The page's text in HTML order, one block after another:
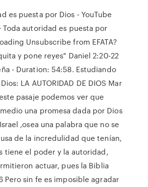
es puesta por Dios - YouTube
Toda autoridad es puesta por
Unsubscribe from EFATA?
y pone reyes" Daniel 2:20-22
- Duration: 54:58. Estudiando
LA AUTORIDAD DE DIOS Mar
pasaje podemos ver que
una promesa dada por Dios
,osea una palabra que no se
de la incredulidad que tenían,
tiene el poder y la autoridad,
actuar, pues la Biblia
Pero sin fe es imposible agradar